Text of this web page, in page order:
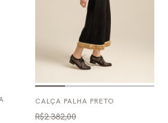
CALÇA PALHA PRETO
R$2.382,00